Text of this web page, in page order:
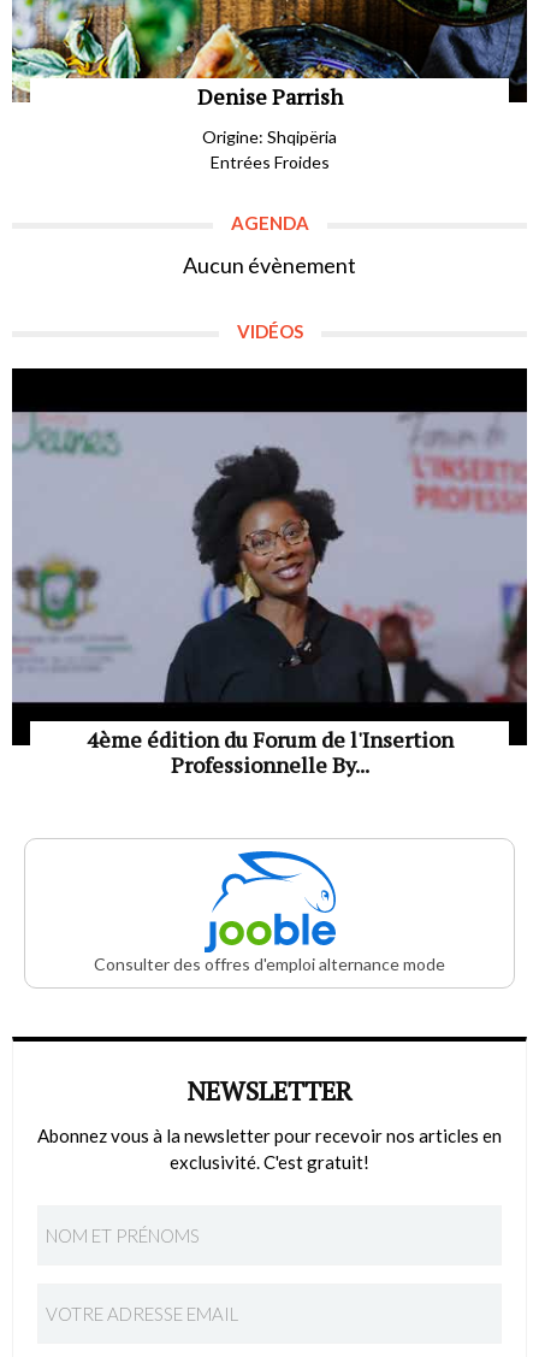
Denise Parrish
Origine: Shqipëria
Entrées Froides
AGENDA
Aucun évènement
VIDÉOS
4ème édition du Forum de l'Insertion
Professionnelle By...
Consulter des offres d'emploi alternance mode
NEWSLETTER
Abonnez vous à la newsletter pour recevoir nos articles en
exclusivité. C'est gratuit!